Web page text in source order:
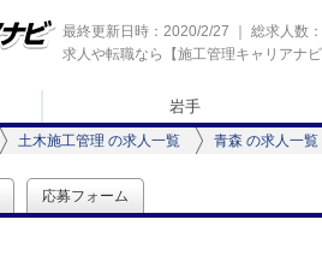
求人や転職なら【施工管理キャリアナ
最終更新日時：2020/2/27 ｜ 総求人数
岩手
土木施工管理 の求人一覧 青森 の求人一覧
応募フォーム